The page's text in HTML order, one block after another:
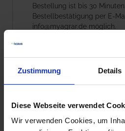
Zustimmung Details
Diese Webseite verwendet
Wir verwenden Cookies, um
Bestellung ist bis 30
Bestellbestätigung per E-
info@myagrar.de möglich.
Woher weiß ich, ob meine
eingegangen ist?
Sobald Sie den
Bestellbestätigung, die den
erhalten haben, wenden Sie